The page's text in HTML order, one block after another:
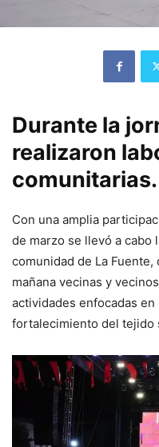
Durante la
realizaron
comunitarias.
Con una amplia
de marzo se llevó a cabo
comunidad de La
mañana vecinas y
actividades enfocadas
fortalecimiento del tejido